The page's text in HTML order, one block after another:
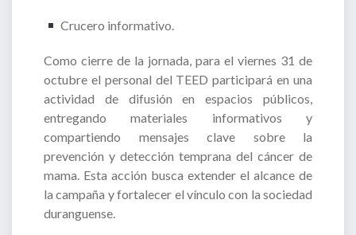
Crucero informativo.
Como cierre de la jornada, para el viernes 31 de
octubre el personal del TEED participará en una
actividad de difusión en espacios públicos,
entregando materiales informativos y
compartiendo mensajes clave sobre la
prevención y detección temprana del cáncer de
mama. Esta acción busca extender el alcance de
la campaña y fortalecer el vínculo con la sociedad
duranguense.